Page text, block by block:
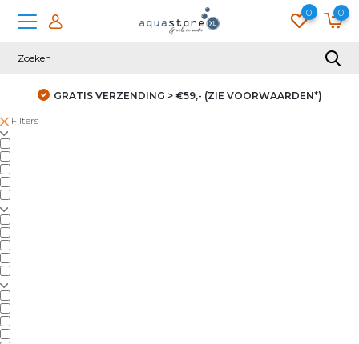
0 0
GRATIS VERZENDING > €59,- (ZIE VOORWAARDEN*)
Filters